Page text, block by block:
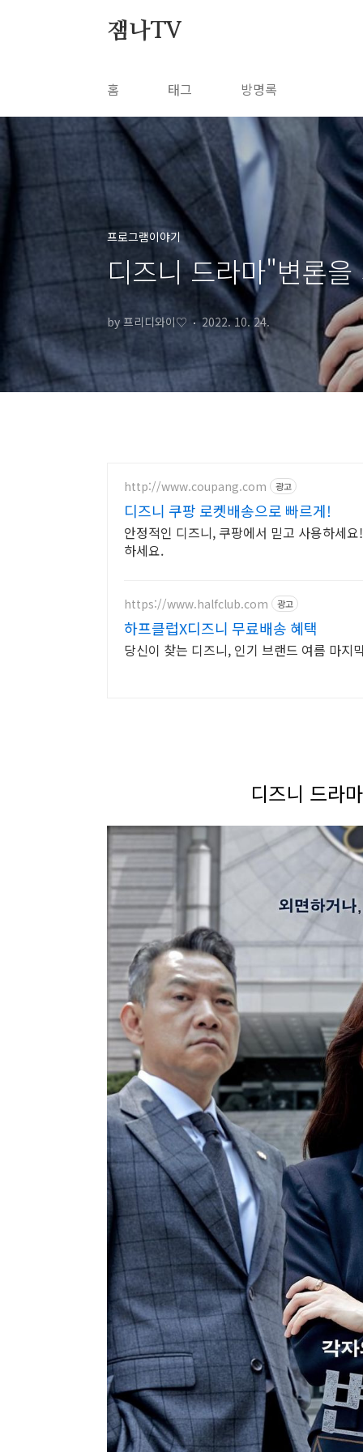
잼나TV
홈 태그 방명록
프로그램이야기
디즈니 드라마"변론
by 프리디와이♡ 2022. 10. 24.
http://www.coupang.com 광고
디즈니 쿠팡 로켓배송으로 빠르게!
안정적인 디즈니, 쿠팡에서 믿고 사용하세
하세요.
https://www.halfclub.com 광고
하프클럽X디즈니 무료배송 혜택
당신이 찾는 디즈니, 인기 브랜드 여름 마
디즈니 드라